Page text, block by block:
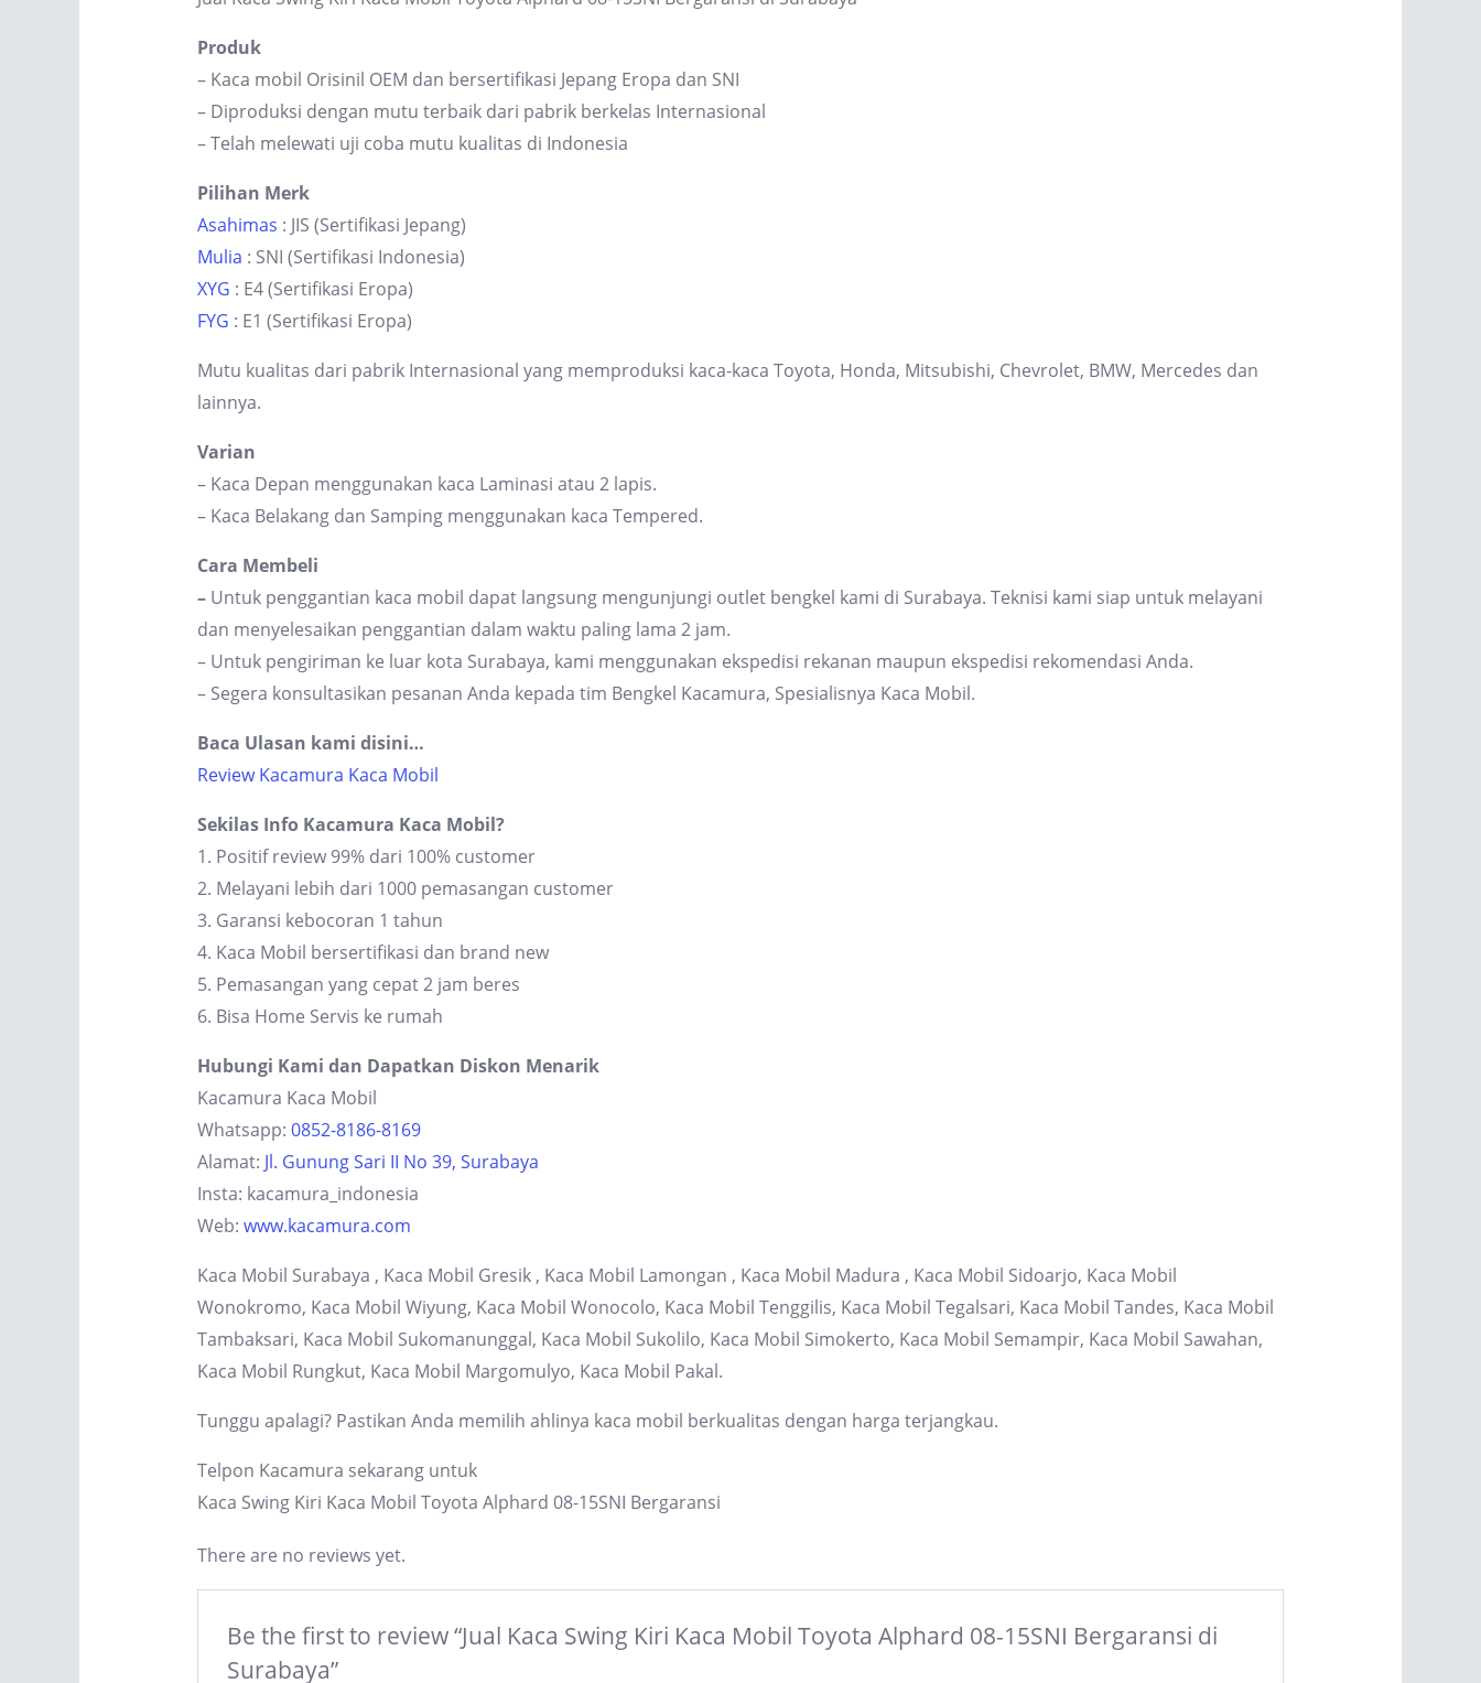
Produk
– Kaca mobil Orisinil OEM dan bersertifikasi Jepang Eropa dan SNI
– Diproduksi dengan mutu terbaik dari pabrik berkelas Internasional
– Telah melewati uji coba mutu kualitas di Indonesia
Pilihan Merk
Asahimas : JIS (Sertifikasi Jepang)
Mulia : SNI (Sertifikasi Indonesia)
XYG : E4 (Sertifikasi Eropa)
FYG : E1 (Sertifikasi Eropa)
Mutu kualitas dari pabrik Internasional yang memproduksi kaca-kaca Toyota, Honda, Mitsubishi, Chevrolet, BMW, Mercedes dan
lainnya.
Varian
– Kaca Depan menggunakan kaca Laminasi atau 2 lapis.
– Kaca Belakang dan Samping menggunakan kaca Tempered.
Cara Membeli
– Untuk penggantian kaca mobil dapat langsung mengunjungi outlet bengkel kami di Surabaya. Teknisi kami siap untuk melayani
dan menyelesaikan penggantian dalam waktu paling lama 2 jam.
– Untuk pengiriman ke luar kota Surabaya, kami menggunakan ekspedisi rekanan maupun ekspedisi rekomendasi Anda.
– Segera konsultasikan pesanan Anda kepada tim Bengkel Kacamura, Spesialisnya Kaca Mobil.
Baca Ulasan kami disini…
Review Kacamura Kaca Mobil
Sekilas Info Kacamura Kaca Mobil?
1. Positif review 99% dari 100% customer
2. Melayani lebih dari 1000 pemasangan customer
3. Garansi kebocoran 1 tahun
4. Kaca Mobil bersertifikasi dan brand new
5. Pemasangan yang cepat 2 jam beres
6. Bisa Home Servis ke rumah
Hubungi Kami dan Dapatkan Diskon Menarik
Kacamura Kaca Mobil
Whatsapp: 0852-8186-8169
Alamat: Jl. Gunung Sari II No 39, Surabaya
Insta: kacamura_indonesia
Web: www.kacamura.com
Kaca Mobil Surabaya , Kaca Mobil Gresik , Kaca Mobil Lamongan , Kaca Mobil Madura , Kaca Mobil Sidoarjo, Kaca Mobil
Wonokromo, Kaca Mobil Wiyung, Kaca Mobil Wonocolo, Kaca Mobil Tenggilis, Kaca Mobil Tegalsari, Kaca Mobil Tandes, Kaca Mobil
Tambaksari, Kaca Mobil Sukomanunggal, Kaca Mobil Sukolilo, Kaca Mobil Simokerto, Kaca Mobil Semampir, Kaca Mobil Sawahan,
Kaca Mobil Rungkut, Kaca Mobil Margomulyo, Kaca Mobil Pakal.
Tunggu apalagi? Pastikan Anda memilih ahlinya kaca mobil berkualitas dengan harga terjangkau.
Telpon Kacamura sekarang untuk
Kaca Swing Kiri Kaca Mobil Toyota Alphard 08-15SNI Bergaransi
There are no reviews yet.
Be the first to review “Jual Kaca Swing Kiri Kaca Mobil Toyota Alphard 08-15SNI Bergaransi di
Surabaya”